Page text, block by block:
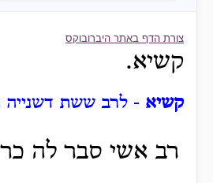
צורת הדף באתר היברובוקס
קשיא.
קשיא - לרב ששת דשנייה
רב אשי סבר לה